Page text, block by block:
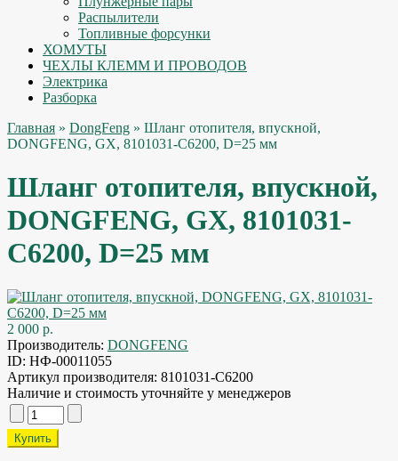
Распылители
Топливные форсунки
ХОМУТЫ
ЧЕХЛЫ КЛЕММ И ПРОВОДОВ
Электрика
Разборка
Главная » DongFeng » Шланг отопителя, впускной,
DONGFENG, GX, 8101031-C6200, D=25 мм
Шланг отопителя, впускной,
DONGFENG, GX, 8101031-
C6200, D=25 мм
2 000 р.
Производитель: DONGFENG
ID: НФ-00011055
Артикул производителя: 8101031-C6200
Наличие и стоимость уточняйте у менеджеров